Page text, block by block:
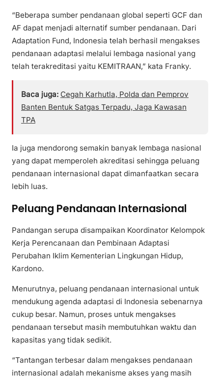
“Beberapa sumber pendanaan global seperti GCF dan
AF dapat menjadi alternatif sumber pendanaan. Dari
Adaptation Fund, Indonesia telah berhasil mengakses
pendanaan adaptasi melalui lembaga nasional yang
telah terakreditasi yaitu KEMITRAAN,” kata Franky.
Baca juga: Cegah Karhutla, Polda dan Pemprov
Banten Bentuk Satgas Terpadu, Jaga Kawasan
TPA
Ia juga mendorong semakin banyak lembaga nasional
yang dapat memperoleh akreditasi sehingga peluang
pendanaan internasional dapat dimanfaatkan secara
lebih luas.
Peluang Pendanaan Internasional
Pandangan serupa disampaikan Koordinator Kelompok
Kerja Perencanaan dan Pembinaan Adaptasi
Perubahan Iklim Kementerian Lingkungan Hidup,
Kardono.
Menurutnya, peluang pendanaan internasional untuk
mendukung agenda adaptasi di Indonesia sebenarnya
cukup besar. Namun, proses untuk mengakses
pendanaan tersebut masih membutuhkan waktu dan
kapasitas yang tidak sedikit.
“Tantangan terbesar dalam mengakses pendanaan
internasional adalah mekanisme akses yang masih